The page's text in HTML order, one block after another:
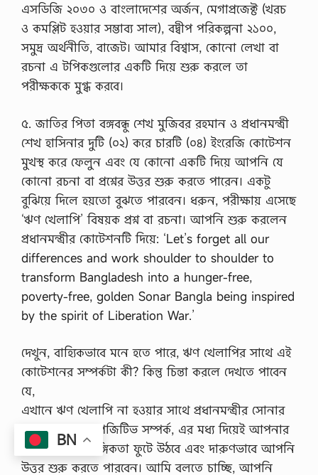
হ
স
হ
কা
স
নি
এসডিজি ২০৩০ ও বাংলাদেশের অর্জন, মেগাপ্রজেক্ট (খরচ
ও কমপ্লিট হওয়ার সম্ভাব্য সাল), বদ্বীপ পরিকল্পনা ২১০০,
সমুদ্র অর্থনীতি, বাজেট। আমার বিশ্বাস, কোনো লেখা বা
রচনা এ টপিকগুলোর একটি দিয়ে শুরু করলে তা
পরীক্ষককে মুগ্ধ করবে।
৫. জাতির পিতা বঙ্গবন্ধু শেখ মুজিবর রহমান ও প্রধানমন্ত্রী
শেখ হাসিনার দুটি (০২) করে চারটি (০৪) ইংরেজি কোটেশন
মুখস্থ করে ফেলুন এবং যে কোনো একটি দিয়ে আপনি যে
কোনো রচনা বা প্রশ্নের উত্তর শুরু করতে পারেন। একটু
বুঝিয়ে দিলে হয়তো বুঝতে পারবেন। ধরুন, পরীক্ষায় এসেছে
‘ঋণ খেলাপি’ বিষয়ক প্রশ্ন বা রচনা। আপনি শুরু করলেন
প্রধানমন্ত্রীর কোটেশনটি দিয়ে: ‘Let’s forget all our
differences and work shoulder to shoulder to
transform Bangladesh into a hunger-free,
poverty-free, golden Sonar Bangla being inspired
by the spirit of Liberation War.’
দেখুন, বাহ্যিকভাবে মনে হতে পারে, ঋণ খেলাপির সাথে এই
কোটেশনের সম্পর্কটা কী? কিন্তু চিন্তা করলে দেখতে পাবেন
যে,
এখানে ঋণ খেলাপি না হওয়ার সাথে প্রধানমন্ত্রীর সোনার
বাংলা গড়ার যে পজিটিভ সম্পর্ক, এর মধ্য দিয়েই আপনার
কোটেশনের প্রাসঙ্গিকতা ফুটে উঠবে এবং দারুণভাবে আপনি
উত্তর শুরু করতে পারবেন। আমি বলতে চাচ্ছি, আপনি
BN